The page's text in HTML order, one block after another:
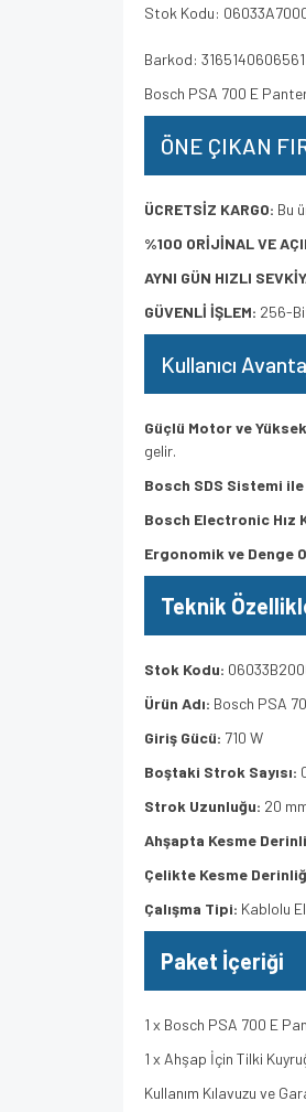
Stok Kodu:
Barkod: 3165140606561
Bosch PSA 700 E
ÖNE ÇIKAN
ÜCRETSİZ KARGO: Bu
%100 ORİJİNAL VE
AYNI GÜN HIZLI
GÜVENLİ İŞLEM: 256-
Kullanıcı
Güçlü Motor ve
gelir.
Bosch SDS Sistemi
Bosch Electronic Hız
Ergonomik ve Denge
Teknik
Stok Kodu:
Ürün Adı: Bosch PSA
Giriş Gücü: 710 W
Boştaki Strok Sayısı:
Strok Uzunluğu: 20
Ahşapta Kesme
Çelikte Kesme
Çalışma Tipi: Kablolu
Paket İçeriği
1 x Bosch PSA 700 E
1 x Ahşap İçin Tilki
Kullanım Kılavuzu ve